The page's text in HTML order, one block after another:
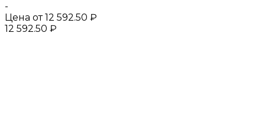
-
Цена от 12 592.50 ₽
12 592.50 ₽